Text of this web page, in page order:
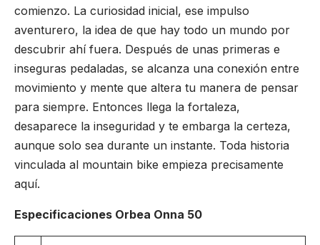
comienzo. La curiosidad inicial, ese impulso
aventurero, la idea de que hay todo un mundo por
descubrir ahí fuera. Después de unas primeras e
inseguras pedaladas, se alcanza una conexión entre
movimiento y mente que altera tu manera de pensar
para siempre. Entonces llega la fortaleza,
desaparece la inseguridad y te embarga la certeza,
aunque solo sea durante un instante. Toda historia
vinculada al mountain bike empieza precisamente
aquí.
Especificaciones Orbea Onna 50